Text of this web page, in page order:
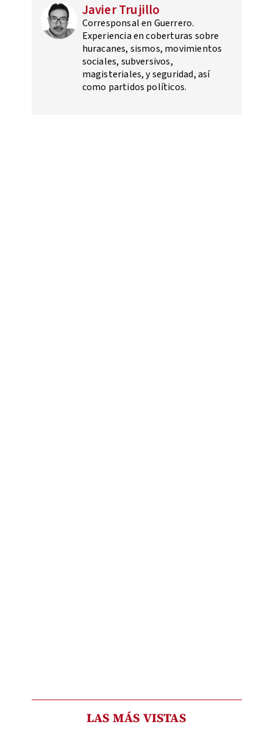
Javier Trujillo
Corresponsal en Guerrero.
Experiencia en coberturas sobre
huracanes, sismos, movimientos
sociales, subversivos,
magisteriales, y seguridad, así
como partidos políticos.
LAS MÁS VISTAS